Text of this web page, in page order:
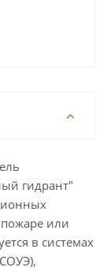
гидрант"
или
в системах